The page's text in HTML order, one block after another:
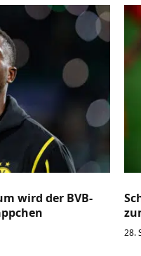
wird der BVB-
28.